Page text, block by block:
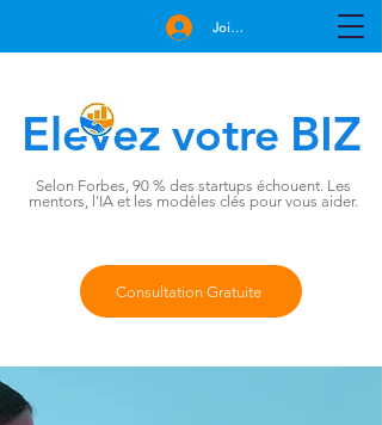
Elevez votre BIZ
Selon Forbes, 90 % des startups échouent. Les
mentors, l'IA et les modèles clés pour vous aider.
Consultation Gratuite
Join Free